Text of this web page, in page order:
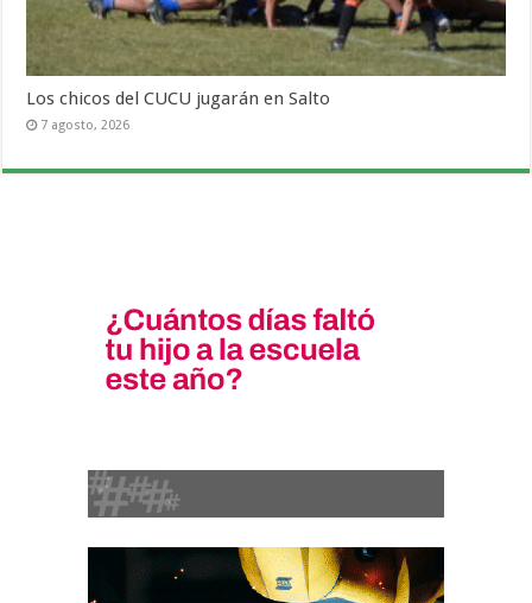
Los chicos del CUCU jugarán en Salto
7 agosto, 2026